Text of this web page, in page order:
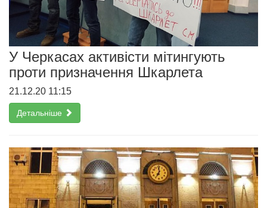
У Черкасах активісти мітингують
проти призначення Шкарлета
21.12.20 11:15
Детальніше